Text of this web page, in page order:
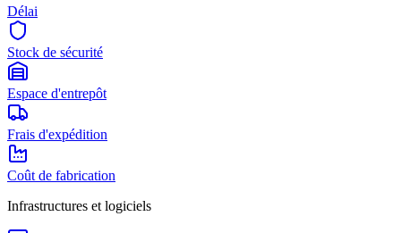
Délai
Stock de sécurité
Espace d'entrepôt
Frais d'expédition
Coût de fabrication
Infrastructures et logiciels